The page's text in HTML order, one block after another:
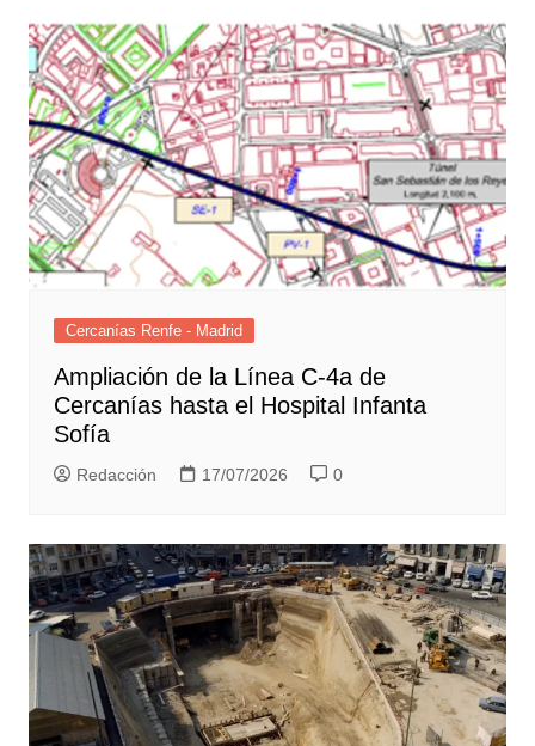
Cercanías Renfe - Madrid
Ampliación de la Línea C-4a de
Cercanías hasta el Hospital Infanta
Sofía
Redacción 17/07/2026 0